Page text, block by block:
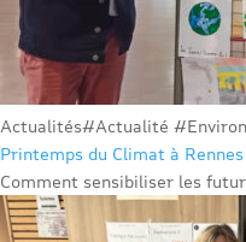
Actualités#Actualité
Printemps du Climat à
Comment sensibiliser les